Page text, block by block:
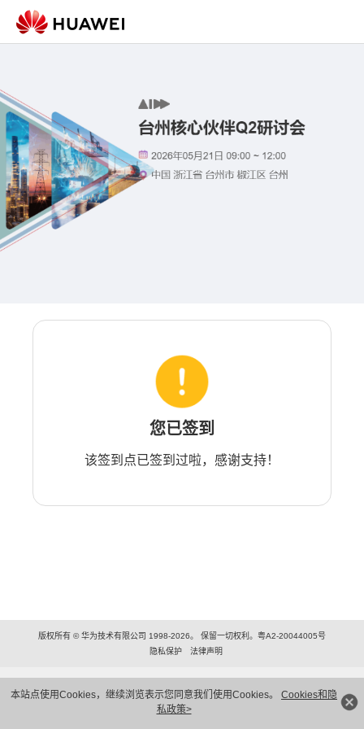
本站点使用Cookies，继续浏览表示您同意我们使用Cookies。 Cookies和隐
私政策>
您已签到
该签到点已签到过啦，感谢支持！
版权所有 © 华为技术有限公司 1998-2026。 保留一切权利。粤A2-20044005号
隐私保护
法律声明